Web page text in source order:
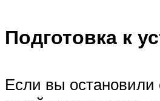
Подготовка к
Если вы